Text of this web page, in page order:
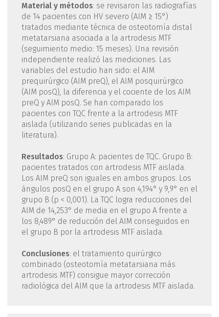
Material y métodos: se revisaron las radiografías
de 14 pacientes con HV severo (AIM ≥ 15°)
tratados mediante técnica de osteotomía distal
metatarsiana asociada a la artrodesis MTF
(seguimiento medio: 15 meses). Una revisión
independiente realizó las mediciones. Las
variables del estudio han sido: el AIM
prequirúrgico (AIM preQ), el AIM posquirúrgico
(AIM posQ), la diferencia y el cociente de los AIM
preQ y AIM posQ. Se han comparado los
pacientes con TQC frente a la artrodesis MTF
aislada (utilizando series publicadas en la
literatura).
Resultados: Grupo A: pacientes de TQC. Grupo B:
pacientes tratados con artrodesis MTF aislada.
Los AIM preQ son iguales en ambos grupos. Los
ángulos posQ en el grupo A son 4,194° y 9,9° en el
grupo B (p < 0,001). La TQC logra reducciones del
AIM de 14,253° de media en el grupo A frente a
los 8,489° de reducción del AIM conseguidos en
el grupo B por la artrodesis MTF aislada.
Conclusiones: el tratamiento quirúrgico
combinado (osteotomía metatarsiana más
artrodesis MTF) consigue mayor corrección
radiológica del AIM que la artrodesis MTF aislada.